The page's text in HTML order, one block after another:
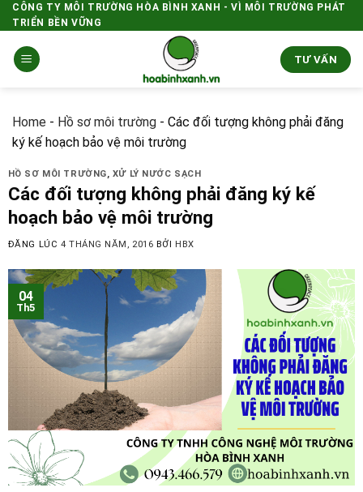
Skip
to
content
CÔNG TY MÔI TRƯỜNG HÒA BÌNH XANH - VÌ MÔI TRƯỜNG PHÁT
TRIỂN BỀN VỮNG
TƯ VẤN
Home - Hồ sơ môi trường - Các đối tượng không phải đăng
ký kế hoạch bảo vệ môi trường
HỒ SƠ MÔI TRƯỜNG, XỬ LÝ NƯỚC SẠCH
Các đối tượng không phải đăng ký kế
hoạch bảo vệ môi trường
ĐĂNG LÚC 4 THÁNG NĂM, 2016 BỞI HBX
04
Th5